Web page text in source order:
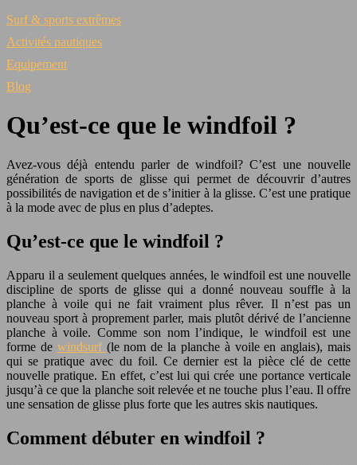
Surf & sports extrêmes
Activités nautiques
Equipement
Blog
Qu’est-ce que le windfoil ?
Avez-vous déjà entendu parler de windfoil? C’est une nouvelle
génération de sports de glisse qui permet de découvrir d’autres
possibilités de navigation et de s’initier à la glisse. C’est une pratique
à la mode avec de plus en plus d’adeptes.
Qu’est-ce que le windfoil ?
Apparu il a seulement quelques années, le windfoil est une nouvelle
discipline de sports de glisse qui a donné nouveau souffle à la
planche à voile qui ne fait vraiment plus rêver. Il n’est pas un
nouveau sport à proprement parler, mais plutôt dérivé de l’ancienne
planche à voile. Comme son nom l’indique, le windfoil est une
forme de windsurf (le nom de la planche à voile en anglais), mais
qui se pratique avec du foil. Ce dernier est la pièce clé de cette
nouvelle pratique. En effet, c’est lui qui crée une portance verticale
jusqu’à ce que la planche soit relevée et ne touche plus l’eau. Il offre
une sensation de glisse plus forte que les autres skis nautiques.
Comment débuter en windfoil ?